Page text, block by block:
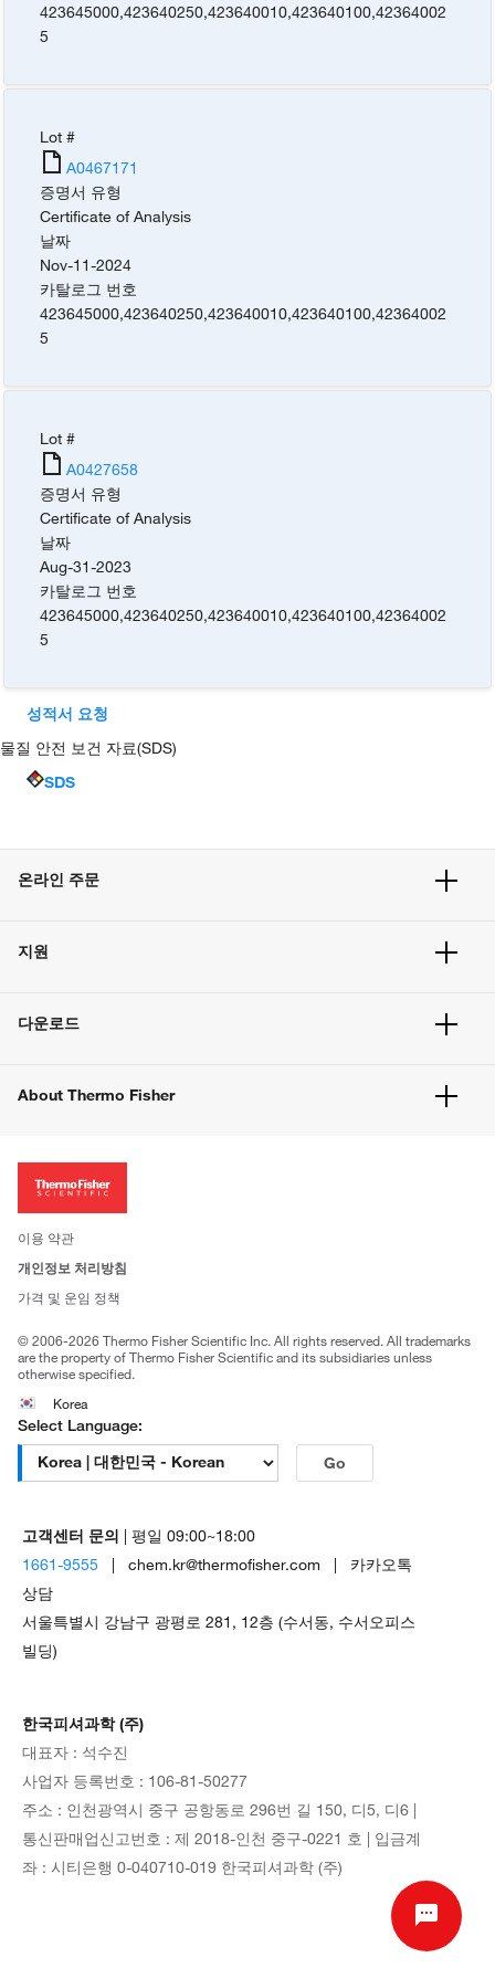
423645000,423640250,423640010,423640100,42364002
5
Lot #
A0467171
증명서 유형
Certificate of Analysis
날짜
Nov-11-2024
카탈로그 번호
423645000,423640250,423640010,423640100,42364002
5
Lot #
A0427658
증명서 유형
Certificate of Analysis
날짜
Aug-31-2023
카탈로그 번호
423645000,423640250,423640010,423640100,42364002
5
성적서 요청
물질 안전 보건 자료(SDS)
SDS
온라인 주문
주문 방법
벌크 주문
지원
고객 센터
웹사이트 개선사항
다운로드
About Thermo Fisher
투자자
사회적 책임
브랜드
이용 약관
개인정보 처리방침
가격 및 운임 정책
© 2006-2026 Thermo Fisher Scientific Inc. All rights reserved. All trademarks
are the property of Thermo Fisher Scientific and its subsidiaries unless
otherwise specified.
Korea
Select Language:
Go
고객센터 문의 | 평일 09:00~18:00
1661-9555 | chem.kr@thermofisher.com | 카카오톡
상담
서울특별시 강남구 광평로 281, 12층 (수서동, 수서오피스
빌딩)
한국피셔과학 (주)
대표자 : 석수진
사업자 등록번호 : 106-81-50277
주소 : 인천광역시 중구 공항동로 296번 길 150, 디5, 디6 |
통신판매업신고번호 : 제 2018-인천 중구-0221 호 | 입금계
좌 : 시티은행 0-040710-019 한국피셔과학 (주)